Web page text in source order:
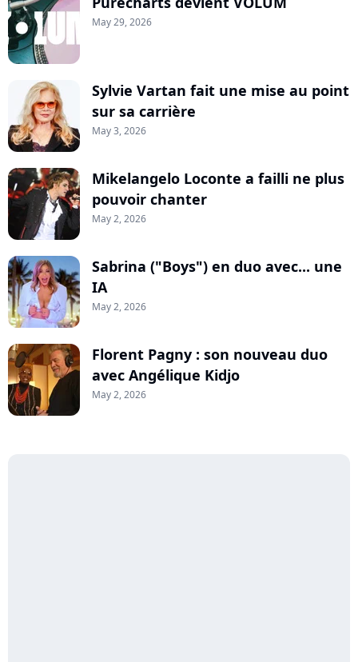
May 29, 2026
Sylvie Vartan fait une mise au point
sur sa carrière
May 3, 2026
Mikelangelo Loconte a failli ne plus
pouvoir chanter
May 2, 2026
Sabrina ("Boys") en duo avec... une
IA
May 2, 2026
Florent Pagny : son nouveau duo
avec Angélique Kidjo
May 2, 2026